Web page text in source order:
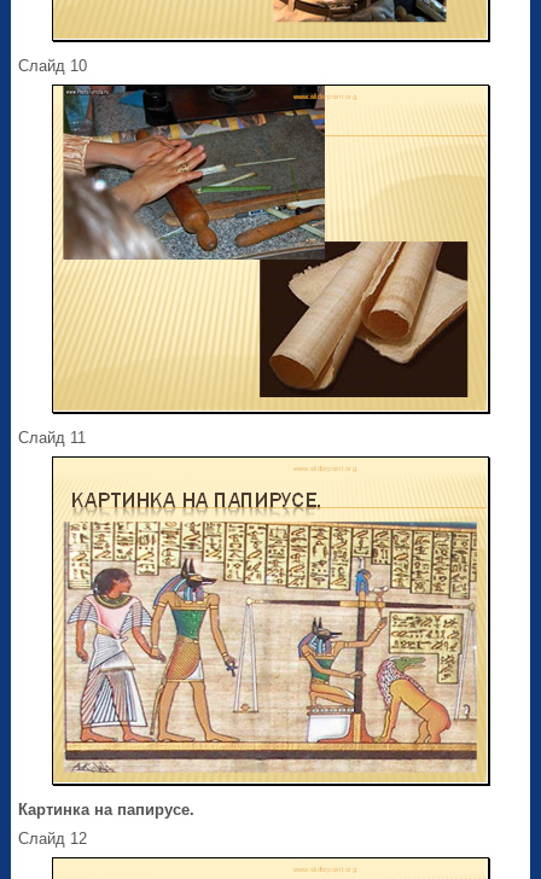
Слайд 10
Слайд 11
Картинка на папирусе.
Слайд 12